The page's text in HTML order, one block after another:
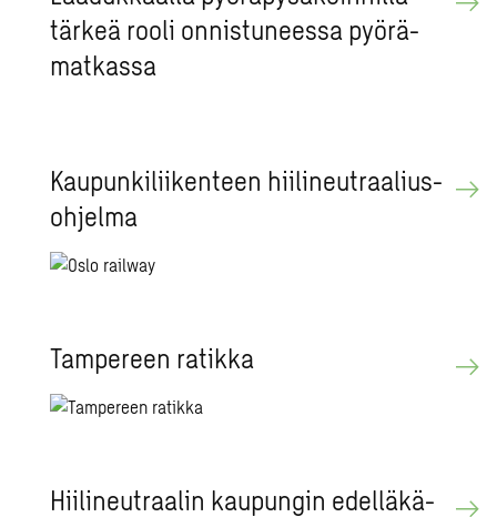
tär­keä rooli on­nis­tu­nees­sa pyö­rä­
mat­kas­sa
Kau­pun­ki­lii­ken­teen hii­li­neut­raa­lius­
oh­jel­ma
Tam­pe­reen ra­tik­ka
Hii­li­neut­raa­lin kau­pun­gin edel­lä­kä­